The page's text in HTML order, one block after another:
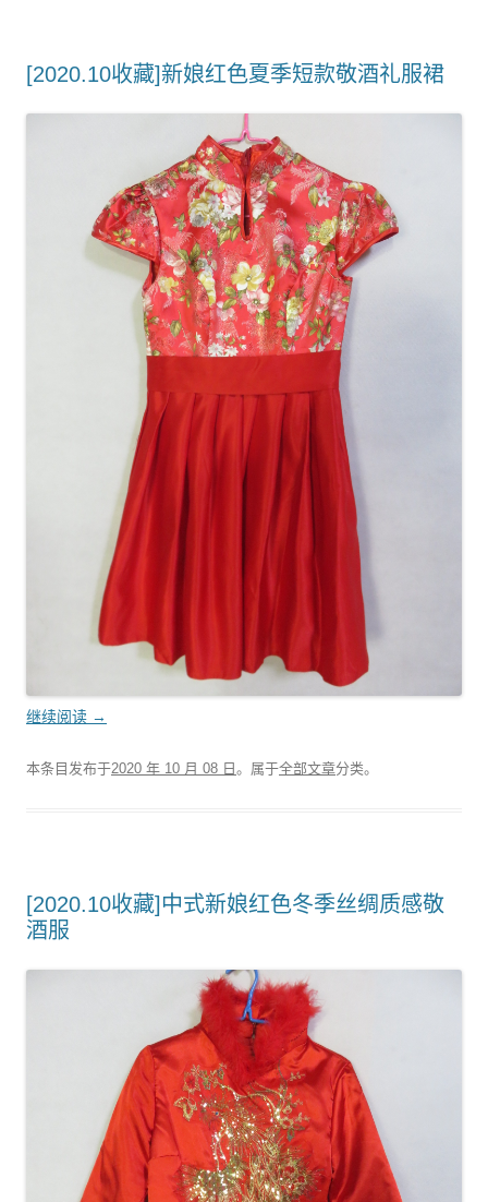
[2020.10收藏]新娘红色夏季短款敬酒礼服裙
继续阅读 →
本条目发布于2020 年 10 月 08 日。属于全部文章分类。
[2020.10收藏]中式新娘红色冬季丝绸质感敬
酒服